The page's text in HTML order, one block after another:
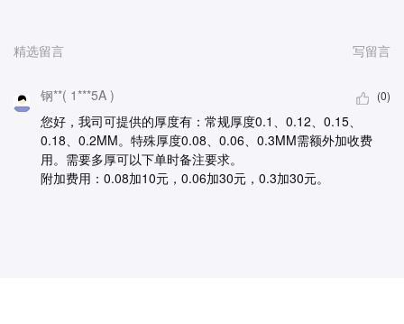
精选留言 写留言
钢**( 1***5A ) (0)
您好，我司可提供的厚度有：常规厚度0.1、0.12、0.15、
0.18、0.2MM。特殊厚度0.08、0.06、0.3MM需额外加收费
用。需要多厚可以下单时备注要求。
附加费用：0.08加10元，0.06加30元，0.3加30元。